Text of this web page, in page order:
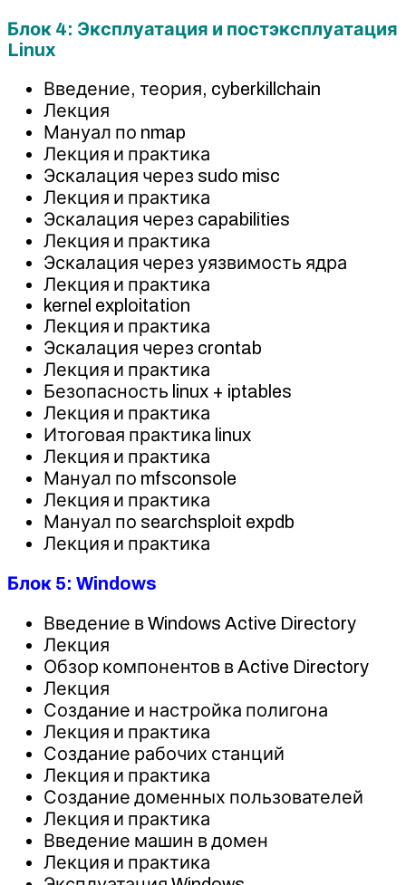
Блок 4: Эксплуатация и постэксплуатация
Linux
Введение, теория, cyberkillchain
Лекция
Мануал по nmap
Лекция и практика
Эскалация через sudo misc
Лекция и практика
Эскалация через capabilities
Лекция и практика
Эскалация через уязвимость ядра
Лекция и практика
kernel exploitation
Лекция и практика
Эскалация через crontab
Лекция и практика
Безопасность linux + iptables
Лекция и практика
Итоговая практика linux
Лекция и практика
Мануал по mfsconsole
Лекция и практика
Мануал по searchsploit expdb
Лекция и практика
Блок 5: Windows
Введение в Windows Active Directory
Лекция
Обзор компонентов в Active Directory
Лекция
Создание и настройка полигона
Лекция и практика
Создание рабочих станций
Лекция и практика
Создание доменных пользователей
Лекция и практика
Введение машин в домен
Лекция и практика